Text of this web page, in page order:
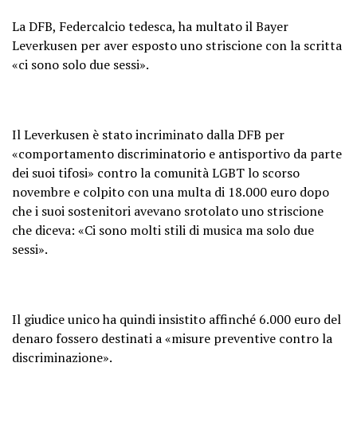
La DFB, Federcalcio tedesca, ha multato il Bayer
Leverkusen per aver esposto uno striscione con la scritta
«ci sono solo due sessi».
Il Leverkusen è stato incriminato dalla DFB per
«comportamento discriminatorio e antisportivo da parte
dei suoi tifosi» contro la comunità LGBT lo scorso
novembre e colpito con una multa di 18.000 euro dopo
che i suoi sostenitori avevano srotolato uno striscione
che diceva: «Ci sono molti stili di musica ma solo due
sessi».
Il giudice unico ha quindi insistito affinché 6.000 euro del
denaro fossero destinati a «misure preventive contro la
discriminazione».